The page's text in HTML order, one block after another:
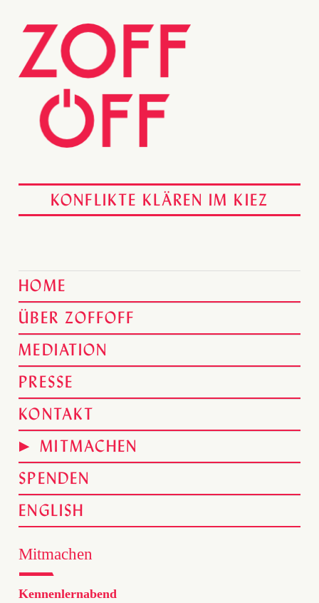
KONFLIKTE KLÄREN IM KIEZ
HOME
ÜBER ZOFFOFF
MEDIATION
PRESSE
KONTAKT
MITMACHEN
SPENDEN
ENGLISH
Mitmachen
Kennenlernabend